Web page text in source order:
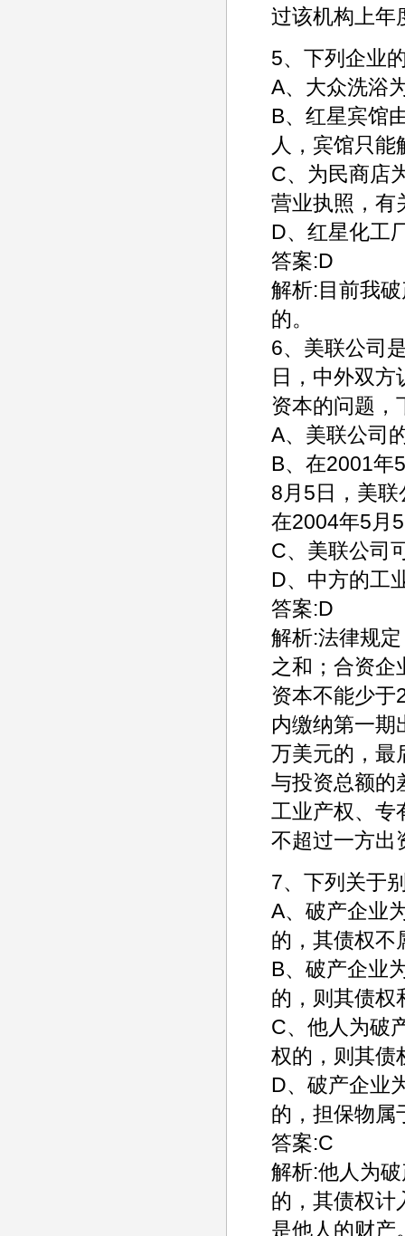
过该机构上年
5、下列企业
A、大众洗浴
B、红星宾馆
人，宾馆只能
C、为民商店
营业执照，有
D、红星化工
答案:D
解析:目前我
的。
6、美联公司
日，中外双
资本的问题，
A、美联公司
B、在2001年
8月5日，美
在2004年5月
C、美联公司
D、中方的工
答案:D
解析:法律规
之和；合资企
资本不能少于
内缴纳第一期
万美元的，最
与投资总额的
工业产权、专
不超过一方出
7、下列关于
A、破产企业
的，其债权不
B、破产企业
的，则其债权
C、他人为破
权的，则其债
D、破产企业
的，担保物属
答案:C
解析:他人为
的，其债权计
是他人的财产